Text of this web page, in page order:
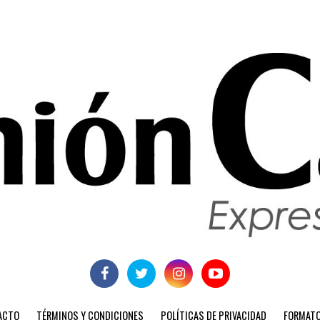
TÉRMINOS Y CONDICIONES POLÍTICAS DE PRIVACIDAD